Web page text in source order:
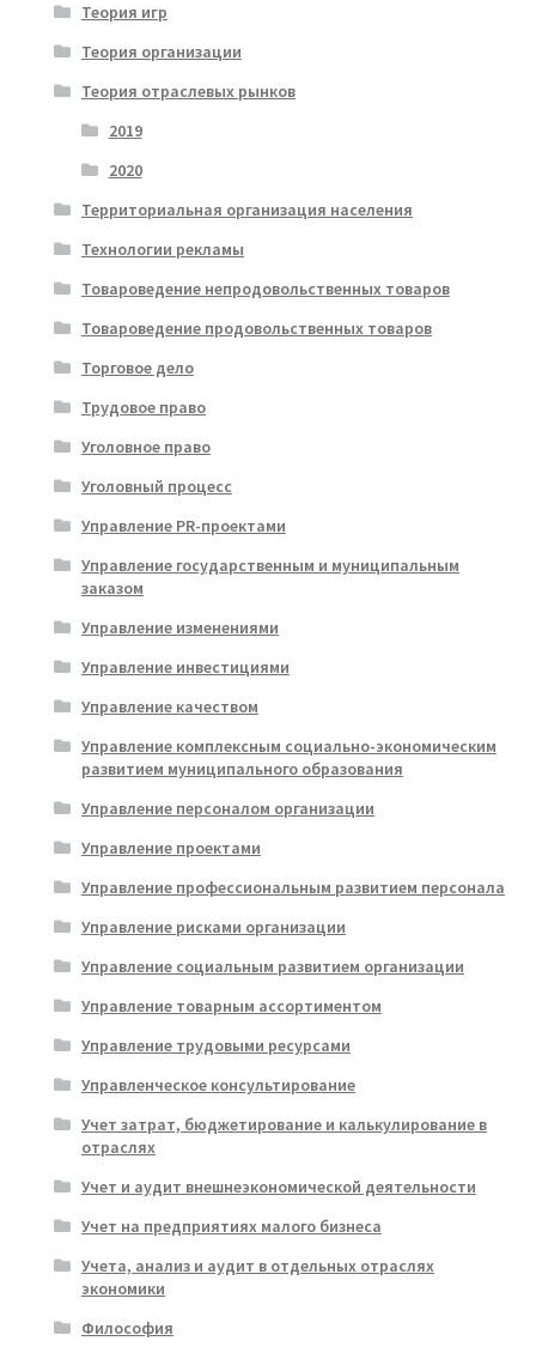
Теория игр
Теория организации
Теория отраслевых рынков
2019
2020
Территориальная организация населения
Технологии рекламы
Товароведение непродовольственных товаров
Товароведение продовольственных товаров
Торговое дело
Трудовое право
Уголовное право
Уголовный процесс
Управление PR-проектами
Управление государственным и муниципальным
заказом
Управление изменениями
Управление инвестициями
Управление качеством
Управление комплексным социально-экономическим
развитием муниципального образования
Управление персоналом организации
Управление проектами
Управление профессиональным развитием персонала
Управление рисками организации
Управление социальным развитием организации
Управление товарным ассортиментом
Управление трудовыми ресурсами
Управленческое консультирование
Учет затрат, бюджетирование и калькулирование в
отраслях
Учет и аудит внешнеэкономической деятельности
Учет на предприятиях малого бизнеса
Учета, анализ и аудит в отдельных отраслях
экономики
Философия